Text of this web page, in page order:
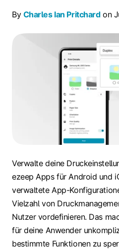
By Charles Ian Pritchardon
Verwalte deine
ezeep Apps für Android und
verwaltete App-
Vielzahl von
Nutzer vordefinieren. Das
für deine Anwender
bestimmte Funktionen zu